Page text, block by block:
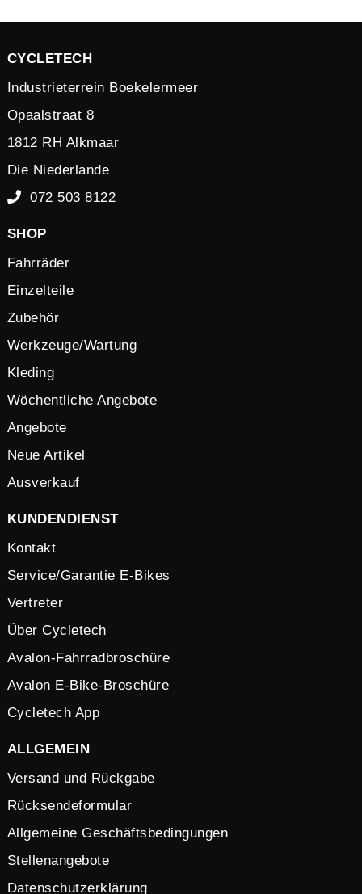
CYCLETECH
Industrieterrein Boekelermeer
Opaalstraat 8
1812 RH Alkmaar
Die Niederlande
072 503 8122
SHOP
Fahrräder
Einzelteile
Zubehör
Werkzeuge/Wartung
Kleding
Wöchentliche Angebote
Angebote
Neue Artikel
Ausverkauf
KUNDENDIENST
Kontakt
Service/Garantie E-Bikes
Vertreter
Über Cycletech
Avalon-Fahrradbroschüre
Avalon E-Bike-Broschüre
Cycletech App
ALLGEMEIN
Versand und Rückgabe
Rücksendeformular
Allgemeine Geschäftsbedingungen
Stellenangebote
Datenschutzerklärung